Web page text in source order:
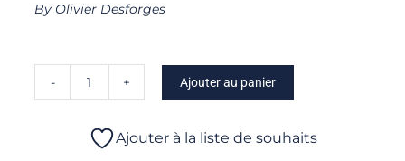
By Olivier Desforges
quantité
Beaumaison
Ajouter au panier
Ajouter à la liste de souhaits